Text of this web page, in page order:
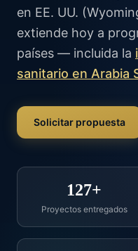
en EE. UU.
extiende hoy a
países — incluida la
sanitario en Arabia
Solicitar propuesta
127+
Proyectos entregados